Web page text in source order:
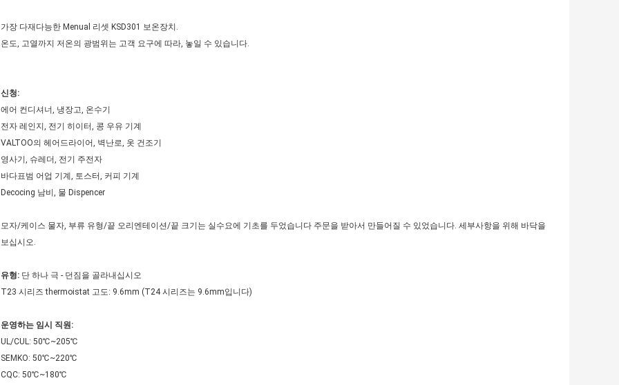
가장 다재다능한 Menual 리셋 KSD301 보온장치.
온도, 고열까지 저온의 광범위는 고객 요구에 따라, 놓일 수 있습니다.
신청:
에어 컨디셔너, 냉장고, 온수기
전자 레인지, 전기 히이터, 콩 우유 기계
VALTOO의 헤어드라이어, 벽난로, 옷 건조기
영사기, 슈레더, 전기 주전자
바다표범 어업 기계, 토스터, 커피 기계
Decocing 남비, 물 Dispencer
모자/케이스 물자, 부류 유형/끝 오리엔테이션/끝 크기는 실수요에 기초를 두었습니다 주문을 받아서 만들어질 수 있었습니다. 세부사항을 위해 바닥을
보십시오.
유형: 단 하나 극 - 던짐을 골라내십시오
T23 시리즈 thermoistat 고도: 9.6mm (T24 시리즈는 9.6mm입니다)
운영하는 임시 직원:
UL/CUL: 50℃~205℃
SEMKO: 50℃~220℃
CQC: 50℃~180℃